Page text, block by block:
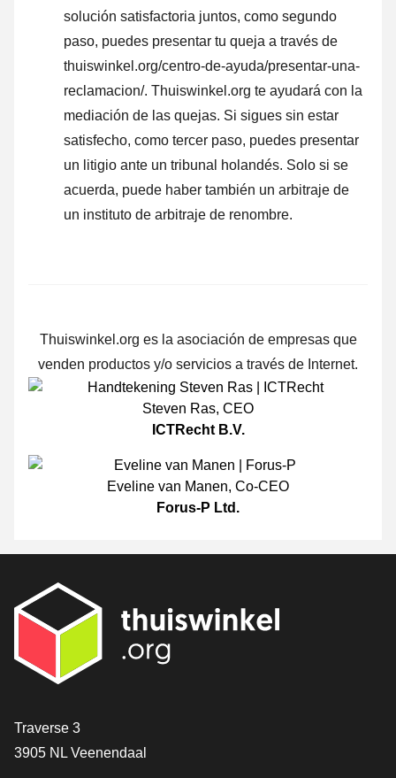
solución satisfactoria juntos, como segundo
paso, puedes presentar tu queja a través de
thuiswinkel.org/centro-de-ayuda/presentar-una-
reclamacion/. Thuiswinkel.org te ayudará con la
mediación de las quejas. Si sigues sin estar
satisfecho, como tercer paso, puedes presentar
un litigio ante un tribunal holandés. Solo si se
acuerda, puede haber también un arbitraje de
un instituto de arbitraje de renombre.
Thuiswinkel.org es la asociación de empresas que
venden productos y/o servicios a través de Internet.
Steven Ras, CEO
ICTRecht B.V.
Eveline van Manen, Co-CEO
Forus-P Ltd.
[_General:Contact]
Traverse 3
3905 NL Veenendaal